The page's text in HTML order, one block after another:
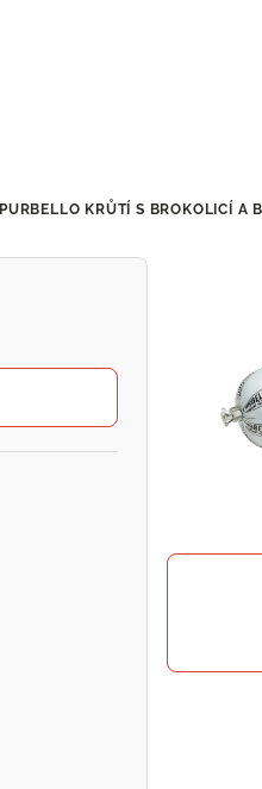
PURBELLO KRŮTÍ S BROKOLICÍ A